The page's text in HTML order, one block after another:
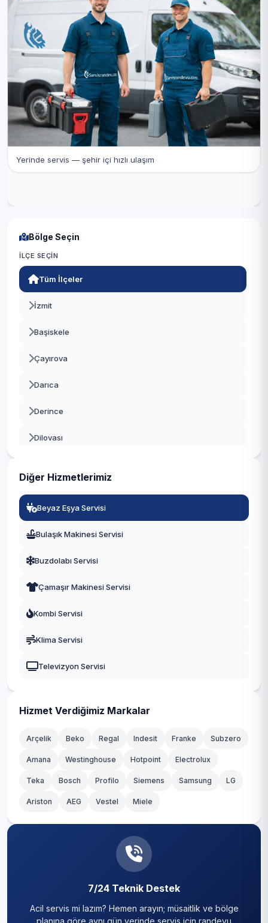
Yerinde servis — şehir içi hızlı ulaşım
Bölge Seçin
İLÇE SEÇIN
Tüm İlçeler
İzmit
Başiskele
Çayırova
Darıca
Derince
Dilovası
Diğer Hizmetlerimiz
Beyaz Eşya Servisi
Bulaşık Makinesi Servisi
Buzdolabı Servisi
Çamaşır Makinesi Servisi
Kombi Servisi
Klima Servisi
Televizyon Servisi
Hizmet Verdiğimiz Markalar
Arçelik Beko Regal Indesit Franke Subzero
Amana Westinghouse Hotpoint Electrolux
Teka Bosch Profilo Siemens Samsung LG
Ariston AEG Vestel Miele
7/24 Teknik Destek
Acil servis mi lazım? Hemen arayın; müsaitlik ve bölge